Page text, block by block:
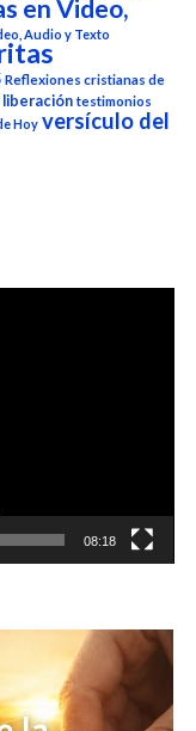
en Video,
Audio y Texto
Reflexiones cristianas de
liberación testimonios
Hoy versículo del
08:18